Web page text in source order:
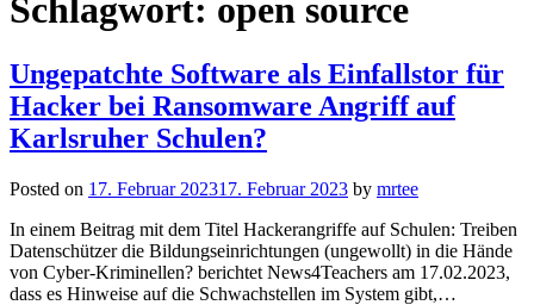
Schlagwort: open source
Ungepatchte Software als Einfallstor für
Hacker bei Ransomware Angriff auf
Karlsruher Schulen?
Posted on 17. Februar 202317. Februar 2023 by mrtee
In einem Beitrag mit dem Titel Hackerangriffe auf Schulen: Treiben
Datenschützer die Bildungseinrichtungen (ungewollt) in die Hände
von Cyber-Kriminellen? berichtet News4Teachers am 17.02.2023,
dass es Hinweise auf die Schwachstellen im System gibt,…